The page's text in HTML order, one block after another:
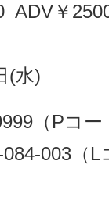
ADV￥
(水)
（Pコー
003（L